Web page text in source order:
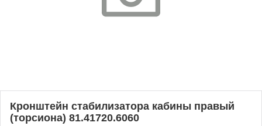
Кронштейн стабилизатора кабины правый
(торсиона) 81.41720.6060